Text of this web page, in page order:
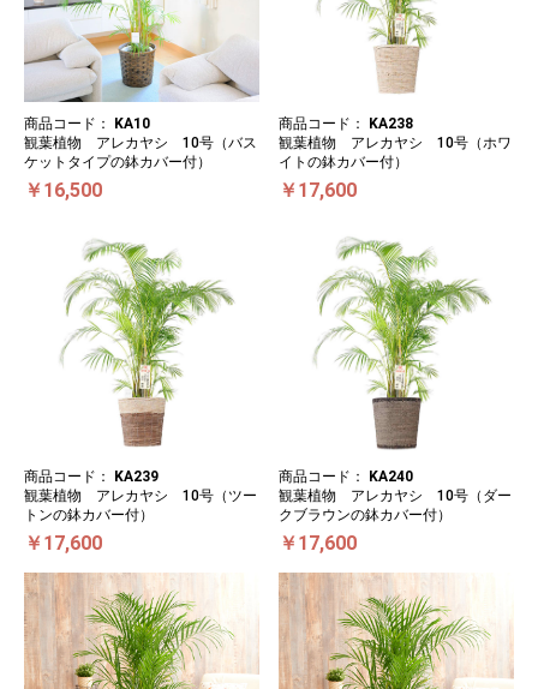
商品コード： KA10
観葉植物 アレカヤシ 10号（バス
ケットタイプの鉢カバー付）
￥16,500
商品コード： KA238
観葉植物 アレカヤシ 10号（ホワ
イトの鉢カバー付）
￥17,600
商品コード： KA239
観葉植物 アレカヤシ 10号（ツー
トンの鉢カバー付）
￥17,600
商品コード： KA240
観葉植物 アレカヤシ 10号（ダー
クブラウンの鉢カバー付）
￥17,600